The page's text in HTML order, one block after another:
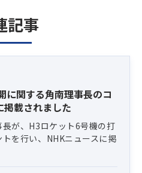
記事
に関する角南理事長のコ
掲載されました
が、H3ロケット6号機の打
を行い、NHKニュースに掲